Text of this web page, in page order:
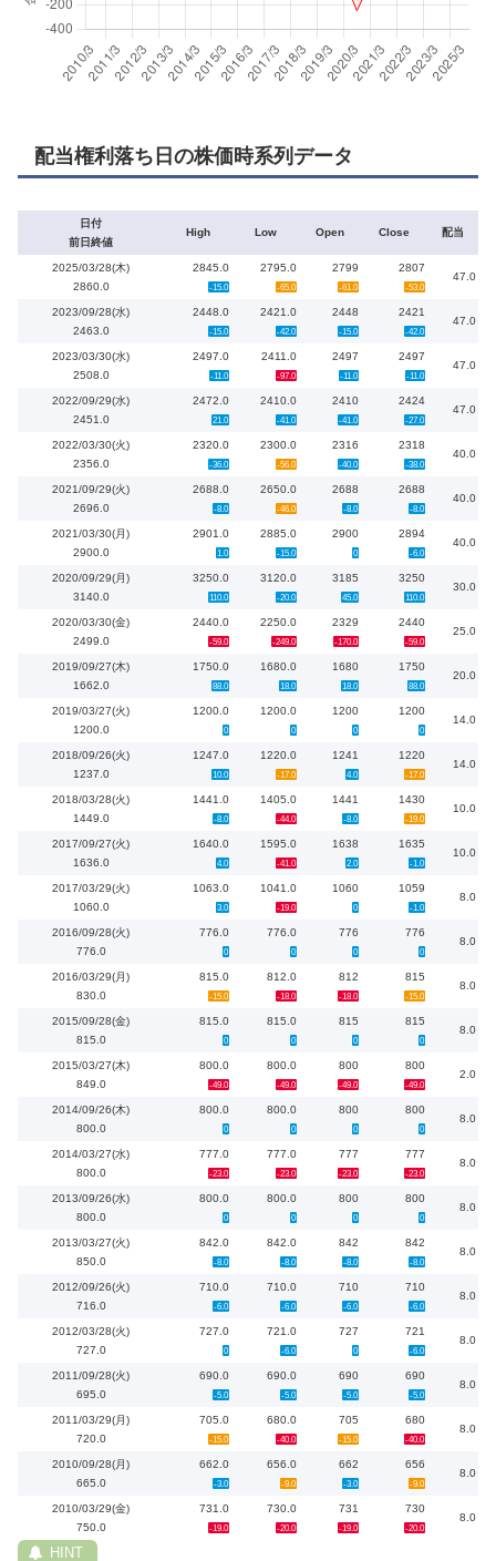
配当権利落ち日の株価時系列データ
日付
前日終値
High Low Open Close 配当
2025/03/28(木)
2860.0
2845.0
-15.0
2795.0
-65.0
2799
-61.0
2807
-53.0
47.0
2023/09/28(水)
2463.0
2448.0
-15.0
2421.0
-42.0
2448
-15.0
2421
-42.0
47.0
2023/03/30(水)
2508.0
2497.0
-11.0
2411.0
-97.0
2497
-11.0
2497
-11.0
47.0
2022/09/29(水)
2451.0
2472.0
21.0
2410.0
-41.0
2410
-41.0
2424
-27.0
47.0
2022/03/30(火)
2356.0
2320.0
-36.0
2300.0
-56.0
2316
-40.0
2318
-38.0
40.0
2021/09/29(火)
2696.0
2688.0
-8.0
2650.0
-46.0
2688
-8.0
2688
-8.0
40.0
2021/03/30(月)
2900.0
2901.0
1.0
2885.0
-15.0
2900
0
2894
-6.0
40.0
2020/09/29(月)
3140.0
3250.0
110.0
3120.0
-20.0
3185
45.0
3250
110.0
30.0
2020/03/30(金)
2499.0
2440.0
-59.0
2250.0
-249.0
2329
-170.0
2440
-59.0
25.0
2019/09/27(木)
1662.0
1750.0
88.0
1680.0
18.0
1680
18.0
1750
88.0
20.0
2019/03/27(火)
1200.0
1200.0
0
1200.0
0
1200
0
1200
0
14.0
2018/09/26(火)
1237.0
1247.0
10.0
1220.0
-17.0
1241
4.0
1220
-17.0
14.0
2018/03/28(火)
1449.0
1441.0
-8.0
1405.0
-44.0
1441
-8.0
1430
-19.0
10.0
2017/09/27(火)
1636.0
1640.0
4.0
1595.0
-41.0
1638
2.0
1635
-1.0
10.0
2017/03/29(火)
1060.0
1063.0
3.0
1041.0
-19.0
1060
0
1059
-1.0
8.0
2016/09/28(火)
776.0
776.0
0
776.0
0
776
0
776
0
8.0
2016/03/29(月)
830.0
815.0
-15.0
812.0
-18.0
812
-18.0
815
-15.0
8.0
2015/09/28(金)
815.0
815.0
0
815.0
0
815
0
815
0
8.0
2015/03/27(木)
849.0
800.0
-49.0
800.0
-49.0
800
-49.0
800
-49.0
2.0
2014/09/26(木)
800.0
800.0
0
800.0
0
800
0
800
0
8.0
2014/03/27(水)
800.0
777.0
-23.0
777.0
-23.0
777
-23.0
777
-23.0
8.0
2013/09/26(水)
800.0
800.0
0
800.0
0
800
0
800
0
8.0
2013/03/27(火)
850.0
842.0
-8.0
842.0
-8.0
842
-8.0
842
-8.0
8.0
2012/09/26(火)
716.0
710.0
-6.0
710.0
-6.0
710
-6.0
710
-6.0
8.0
2012/03/28(火)
727.0
727.0
0
721.0
-6.0
727
0
721
-6.0
8.0
2011/09/28(火)
695.0
690.0
-5.0
690.0
-5.0
690
-5.0
690
-5.0
8.0
2011/03/29(月)
720.0
705.0
-15.0
680.0
-40.0
705
-15.0
680
-40.0
8.0
2010/09/28(月)
665.0
662.0
-3.0
656.0
-9.0
662
-3.0
656
-9.0
8.0
2010/03/29(金)
750.0
731.0
-19.0
730.0
-20.0
731
-19.0
730
-20.0
8.0